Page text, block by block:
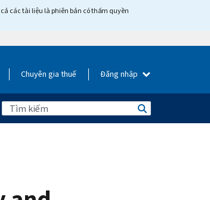
các tài liệu là phiên bản có thẩm quyền
Chuyên gia thuế Đăng nhập